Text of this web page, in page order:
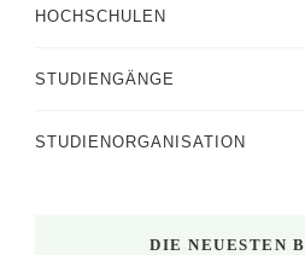
HOCHSCHULEN
STUDIENGÄNGE
STUDIENORGANISATION
DIE NEUESTEN